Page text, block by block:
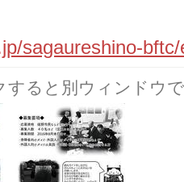
sagaureshino-
すると別ウィンドウ